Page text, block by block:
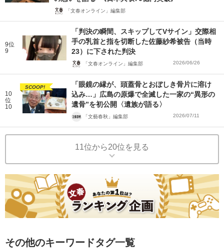
「文春オンライン」編集部
9位
9
「判決の瞬間、スキップしてVサイン」交際相
手の乳首と指を切断した佐藤紗希被告（当時
23）に下された判決
「文春オンライン」編集部 2026/06/26
10
位
10
SCOOP!
「眼鏡の縁が、頭蓋骨とおぼしき骨片に溶け
込み…」広島の原爆で全滅した一家の“異形の
遺骨”を初公開〈遺族が語る〉
「文藝春秋」編集部 2026/07/11
11位から20位を見る
その他のキーワードタグ一覧